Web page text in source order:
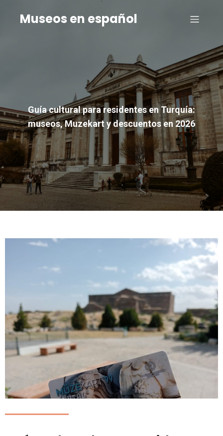
Museos en español
Guía cultural para residentes en Turquía:
museos, Muzekart y descuentos en 2026